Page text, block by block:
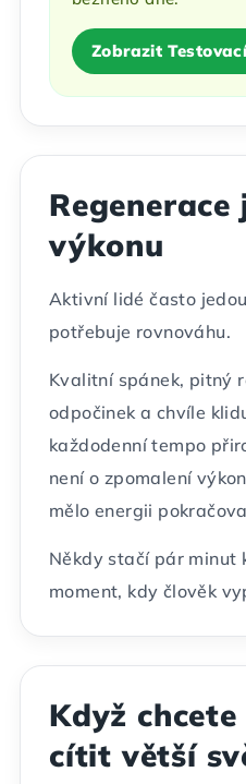
Zobrazit
Regenerace
výkonu
Aktivní lidé často
potřebuje rovnováhu.
Kvalitní spánek, pitný
odpočinek a chvíle
každodenní tempo
není o zpomalení
mělo energii
Někdy stačí pár minut
moment, kdy člověk
Když
cítit větší